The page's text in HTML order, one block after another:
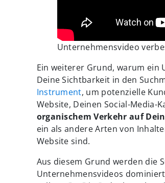
Unternehmensvideo
Ein weiterer Grund, warum ein
Deine Sichtbarkeit in den
Instrument, um potenzielle
Website, Deinen Social-Media-
organischem Verkehr auf
ein als andere Arten von
Website sind.
Aus diesem Grund werden die
Unternehmensvideos